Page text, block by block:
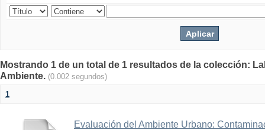
Mostrando 1 de un total de 1 resultados de la colección:
Ambiente. (0.002 segundos)
1
Evaluación del Ambiente Urbano: